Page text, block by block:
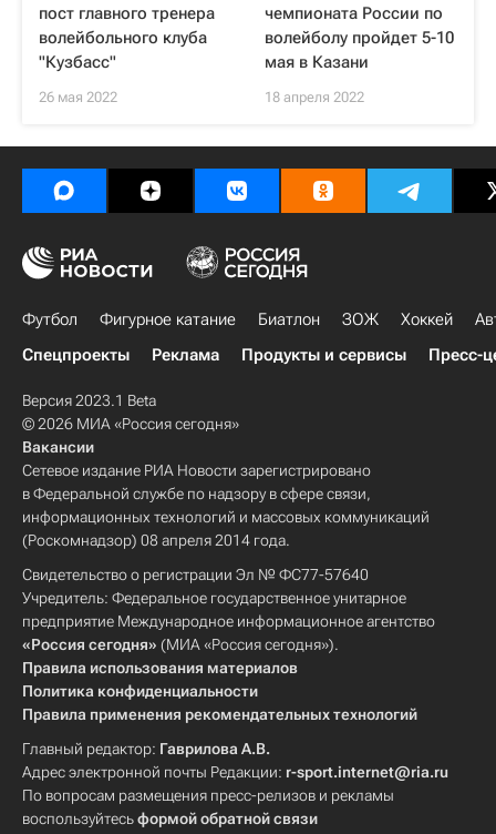
пост главного тренера
волейбольного клуба
"Кузбасс"
26 мая 2022
чемпионата России по
волейболу пройдет 5-10
мая в Казани
18 апреля 2022
Футбол Фигурное катание Биатлон ЗОЖ Хоккей
Спецпроекты
Реклама Продукты и сервисы Пресс-
Версия 2023.1 Beta
© 2026 МИА «Россия сегодня»
Вакансии
Сетевое издание РИА Новости зарегистрировано
в Федеральной службе по надзору в сфере связи,
информационных технологий и массовых коммуникаций
(Роскомнадзор) 08 апреля 2014 года.
Свидетельство о регистрации Эл № ФС77-57640
Учредитель: Федеральное государственное унитарное
предприятие Международное информационное агентство
«Россия сегодня» (МИА «Россия сегодня»).
Правила использования материалов
Политика конфиденциальности
Правила применения рекомендательных технологий
Главный редактор: Гаврилова А.В.
Адрес электронной почты Редакции: r-sport.internet@ria.ru
По вопросам размещения пресс-релизов и рекламы
воспользуйтесьформой обратной связи